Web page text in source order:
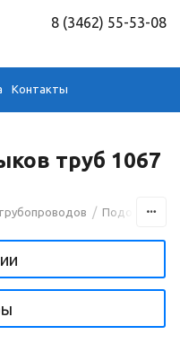
8 (3462) 55-53-08
Контакты
труб 1067
/